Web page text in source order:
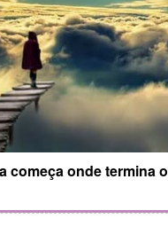
começa onde termina o